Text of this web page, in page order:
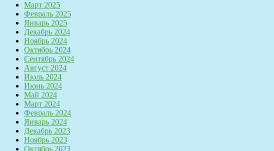
Март 2025
Февраль 2025
Январь 2025
Декабрь 2024
Ноябрь 2024
Октябрь 2024
Сентябрь 2024
Август 2024
Июль 2024
Июнь 2024
Май 2024
Март 2024
Февраль 2024
Январь 2024
Декабрь 2023
Ноябрь 2023
Октябрь 2023